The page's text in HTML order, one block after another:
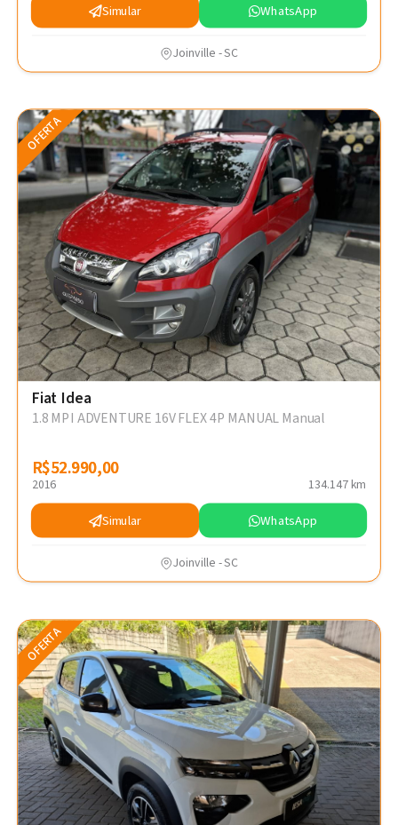
Simular WhatsApp
Joinville - SC
OFERTA
Fiat Idea
1.8 MPI ADVENTURE 16V FLEX 4P MANUAL Manual
R$52.990,00
R$52.990,00
2016 134.147 km
Simular WhatsApp
Joinville - SC
OFERTA